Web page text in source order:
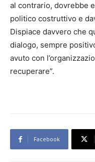
al contrario, dovrebbe
politico costruttivo e
Dispiace davvero che
dialogo, sempre
avuto con
recuperare”.
Facebook